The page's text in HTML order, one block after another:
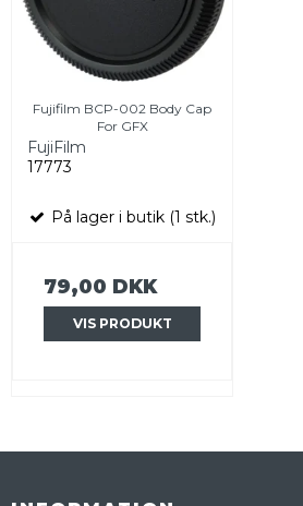
Fujifilm BCP-002 Body Cap
For GFX
FujiFilm
17773
På lager i butik (1 stk.)
79,00 DKK
VIS PRODUKT